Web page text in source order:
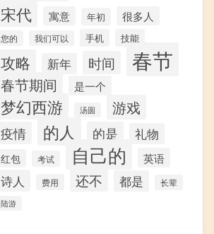
宋代 寓意 年初 很多人
您的 我们可以 手机 技能
攻略 新年 时间 春节
春节期间 是一个
梦幻西游 汤圆 游戏
疫情 的人 的是 礼物
红包 考试 自己的 英语
诗人 费用 还不 都是 长辈
陆游